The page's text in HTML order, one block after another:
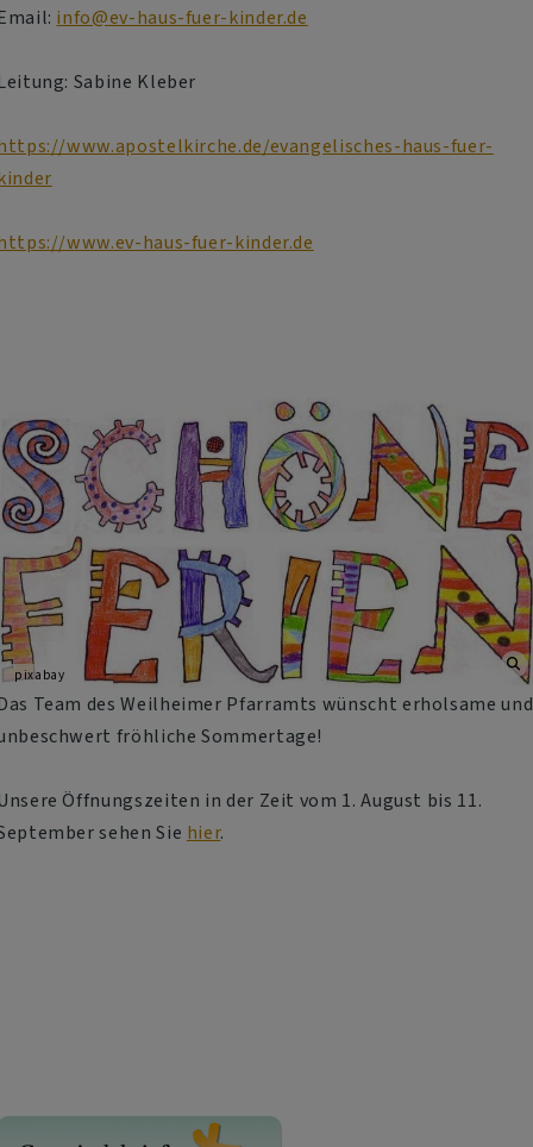
info@ev-haus-fuer-kinder.de
Sabine Kleber
www.apostelkirche.de/evangelisches-haus-fuer-
www.ev-haus-fuer-kinder.de
pixabay
Team des Weilheimer Pfarramts wünscht erholsame und
fröhliche Sommertage!
Öffnungszeiten in der Zeit vom 1. August bis 11.
sehen Sie hier.